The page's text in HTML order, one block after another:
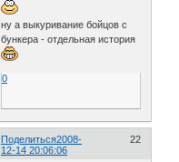
ну а выкуривание бойцов с
бункера - отдельная история
0
Поделиться 22
2008-
12-14 20:06:06